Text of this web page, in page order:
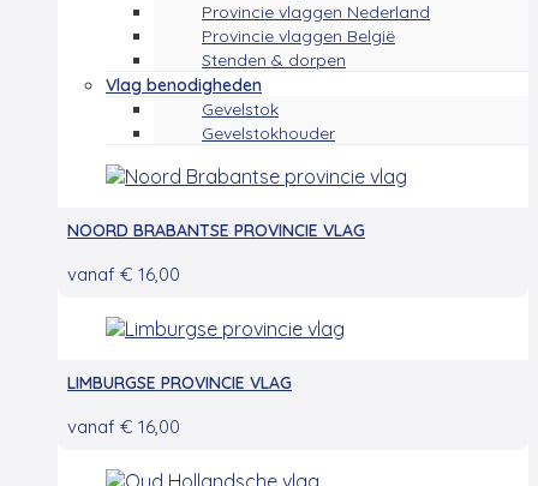
Provincie vlaggen Nederland
Provincie vlaggen België
Stenden & dorpen
Vlag benodigheden
Gevelstok
Gevelstokhouder
NOORD BRABANTSE PROVINCIE VLAG
vanaf € 16,00
LIMBURGSE PROVINCIE VLAG
vanaf € 16,00